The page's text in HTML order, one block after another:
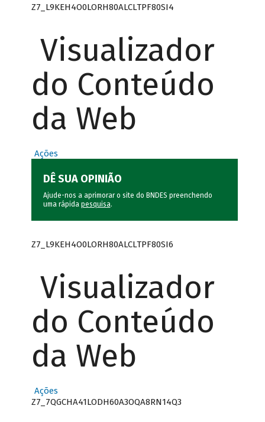
Z7_L9KEH4O0LORH80ALCLTPF80SI4
Visualizador
do Conteúdo
da Web
Ações
DÊ SUA OPINIÃO
Ajude-nos a aprimorar o site do BNDES preenchendo
uma rápida pesquisa.
Z7_L9KEH4O0LORH80ALCLTPF80SI6
Visualizador
do Conteúdo
da Web
Ações
Z7_7QGCHA41LODH60A3OQA8RN14Q3